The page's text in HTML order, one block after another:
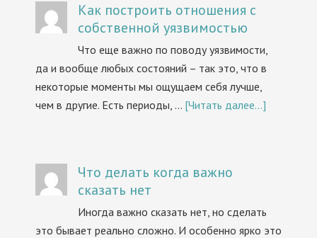
Как построить отношения с
собственной уязвимостью
Что еще важно по поводу уязвимости,
да и вообще любых состояний – так это, что в
некоторые моменты мы ощущаем себя лучше,
чем в другие. Есть периоды, … [Читать далее...]
Что делать когда важно
сказать нет
Иногда важно сказать нет, но сделать
это бывает реально сложно. И особенно ярко это